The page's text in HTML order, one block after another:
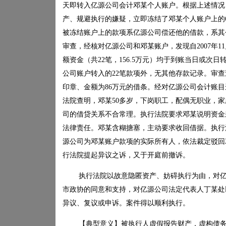
天即转入亿源公司会计邓某个人账户。根据上述情
产、规避执行的嫌疑，立即冻结了邓某个人账户上的
被冻结账户上的款项系亿源公司偿还他的借款，系
审查，经核对亿源公司和邓某账户，发现自2007年11
额资金（共22笔， 156.5万元）均于到账当日或次日
公司账户转入的22笔款项外，无其他存款记录。审
印章、金额为86万元的借条。经对亿源公司会计账
法院查明，邓某50多岁，下岗职工，配偶无职业，
司的借贷关系不合常理。执行法院要求邓某说明资
法律责任。邓某含糊搪塞，主动要求收回借据。执
源公司为邓某账户款项的实际所有人，依法裁定驳
行法院提起异议之诉，又于开庭前撤诉。
执行法院以故意隐匿资产、妨碍执行为由，对
市政协的同意和支持，对亿源公司法定代表人丁某
异议、复议或申诉。案件得以顺利执行。
【典型意义】被执行人虚假报告财产，虚构债